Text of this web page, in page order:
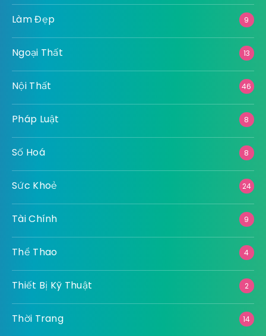
Làm Đẹp 9
Ngoại Thất 13
Nội Thất 46
Pháp Luật 8
Số Hoá 8
Sức Khoẻ 24
Tài Chính 9
Thể Thao 4
Thiết Bị Kỹ Thuật 2
Thời Trang 14